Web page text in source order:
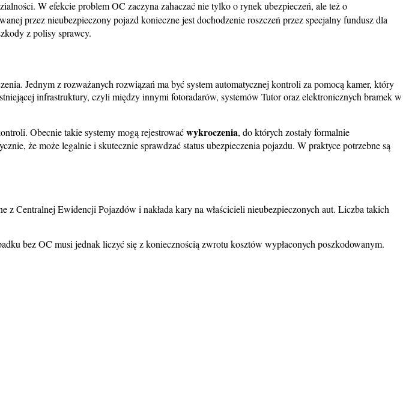
W efekcie problem OC zaczyna zahaczać nie tylko o rynek ubezpieczeń, ale też o
przez nieubezpieczony pojazd konieczne jest dochodzenie roszczeń przez specjalny fundusz dla
z polisy sprawcy.
Jednym z rozważanych rozwiązań ma być system automatycznej kontroli za pomocą kamer, który
infrastruktury, czyli między innymi fotoradarów, systemów Tutor oraz elektronicznych bramek w
Obecnie takie systemy mogą rejestrowaćwykroczenia, do których zostały formalnie
że może legalnie i skutecznie sprawdzać status ubezpieczenia pojazdu. W praktyce potrzebne są
Centralnej Ewidencji Pojazdów i nakłada kary na właścicieli nieubezpieczonych aut. Liczba takich
bez OC musi jednak liczyć się z koniecznością zwrotu kosztów wypłaconych poszkodowanym.